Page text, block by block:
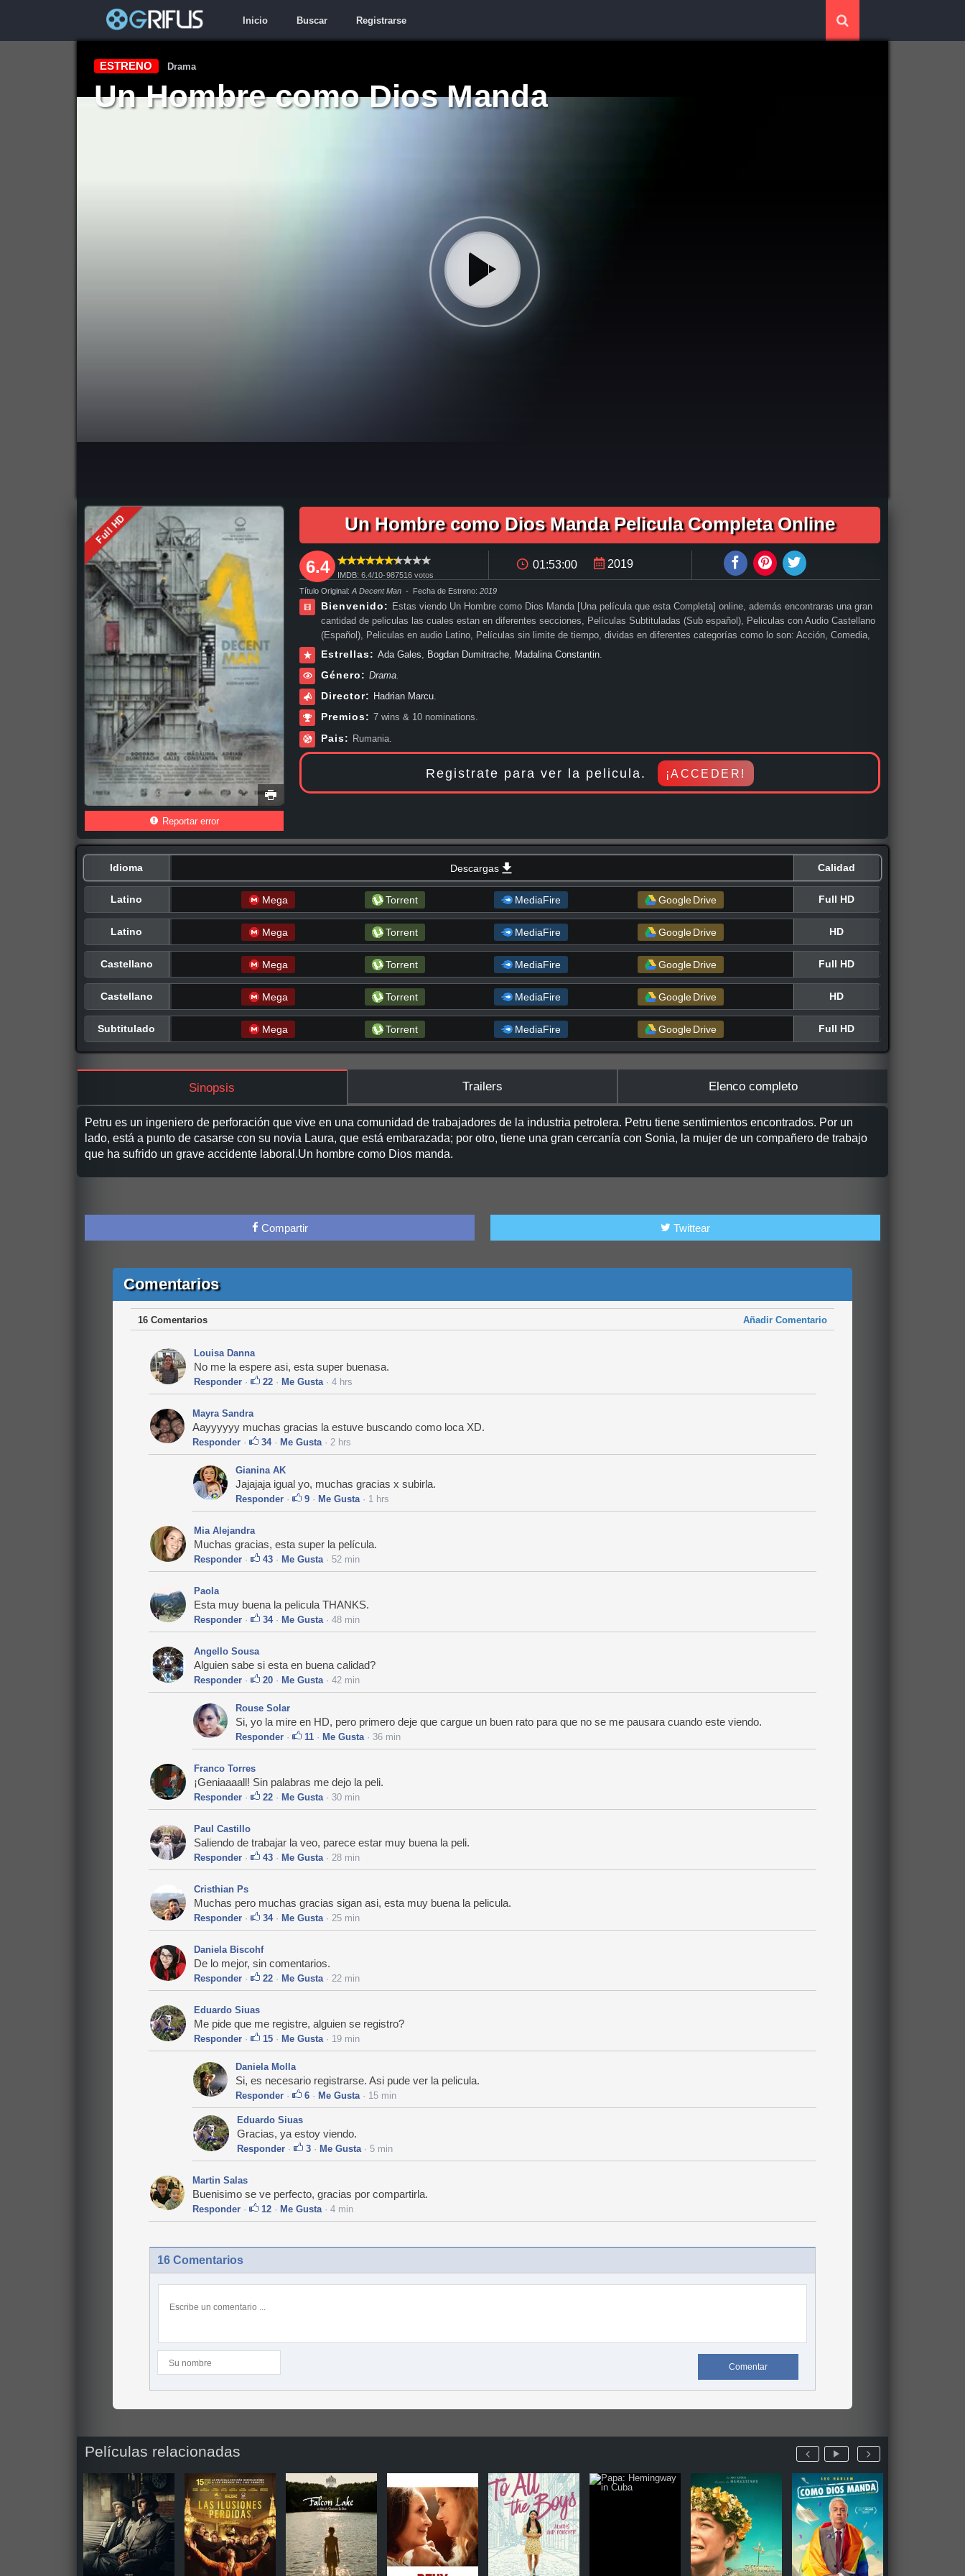
Inicio Buscar Registrarse
ESTRENO Drama
Un Hombre como Dios Manda
como Dios Manda pelicula completa en español, Un Hombre como Dios Manda pelicula completa en español latino, trailer Un Hombre como Dios Manda, Un Hombre como Dios Manda trailer, ver trailer Un Hombre como Dios Manda español, trailer en español Un Hombre como Dios Manda, Un Hombre como Dios Manda trailer español latino, Un Hombre como Dios Manda descargar torrent gratis, descargar pelicula completa Un Hombre como Dios Manda hd, descargar Un Hombre como
Dios Manda pelicula completa, descargar Un Hombre como Dios Manda pelicula completa torrent, descargar Un Hombre como Dios Manda pelicula completa utorrent, descargar Un Hombre como Dios Manda pelicula completa mega, descargar Un Hombre como Dios Manda pelicula completa gratis, Un Hombre como Dios Manda descargar pelicula completa gratis, Un Hombre como Dios Manda descargar pelicula completa hd, descargar pelicula Un Hombre como Dios Manda gratis,
descargar pelicula Un Hombre como Dios Manda completa, en Español, en Español Latino, en Latino, ver Un Hombre como Dios Manda Online, ver gratis Un Hombre como Dios Manda online, ver pelicula Un Hombre como Dios Manda online, ver Un Hombre como Dios Manda online megavideo, ver pelicula Un Hombre como Dios Manda online gratis, ver online Un Hombre como Dios Manda, Un Hombre como Dios Manda online ver pelicula, ver estreno Un Hombre como Dios Manda
online, Un Hombre como Dios Manda online ver, Un Hombre como Dios Manda ver online, Ver Pelicula Un Hombre como Dios Manda Español Latino, Pelicula Un Hombre como Dios Manda Latino Online, Pelicula Un Hombre como Dios Manda Español Online, Pelicula Un Hombre como Dios Manda Subtitulado,
Full HD
Reportar error
Un Hombre como Dios Manda Pelicula Completa Online
6.4 IMDB: 6.4/10-987516 votos
01:53:00 2019
Título Original:A Decent Man - Fecha de Estreno:2019
Bienvenido: Estas viendo Un Hombre como Dios Manda [Una película que esta Completa] online, además encontraras una gran
cantidad de peliculas las cuales estan en diferentes secciones, Películas Subtituladas (Sub español), Peliculas con Audio Castellano
(Español), Peliculas en audio Latino, Películas sin limite de tiempo, dividas en diferentes categorías como lo son: Acción, Comedia,
Aventura, Guerra (Bélico), Documentales, Ciencia Ficción, Drama, Fantástico, Infantil, Intriga, Terror / Miedo, Romance, Suspenso,
bien viendo Un Hombre como Dios Manda completa online.
Estrellas:Ada Gales Bogdan Dumitrache Madalina Constantin
Género:Drama
Director: Hadrian Marcu.
Premios:7 wins & 10 nominations.
Pais: Rumania.
Registrate para ver la pelicula. ¡ACCEDER!
Idioma Descargas Calidad
Latino Mega Torrent MediaFire GoogleDrive Full HD
Latino Mega Torrent MediaFire GoogleDrive HD
Castellano Mega Torrent MediaFire GoogleDrive Full HD
Castellano Mega Torrent MediaFire GoogleDrive HD
Subtitulado Mega Torrent MediaFire GoogleDrive Full HD
Sinopsis Trailers Elenco completo
Petru es un ingeniero de perforación que vive en una comunidad de trabajadores de la industria petrolera. Petru tiene sentimientos encontrados. Por un
lado, está a punto de casarse con su novia Laura, que está embarazada; por otro, tiene una gran cercanía con Sonia, la mujer de un compañero de trabajo
que ha sufrido un grave accidente laboral.Un hombre como Dios manda.
Compartir Twittear
Comentarios
16 Comentarios Añadir Comentario
Louisa Danna
No me la espere asi, esta super buenasa.
Responder· 22· Me Gusta· 4 hrs
Mayra Sandra
Aayyyyyy muchas gracias la estuve buscando como loca XD.
Responder· 34· Me Gusta· 2 hrs
Gianina AK
Jajajaja igual yo, muchas gracias x subirla.
Responder· 9· Me Gusta· 1 hrs
Mia Alejandra
Muchas gracias, esta super la película.
Responder· 43· Me Gusta· 52 min
Paola
Esta muy buena la pelicula THANKS.
Responder· 34· Me Gusta· 48 min
Angello Sousa
Alguien sabe si esta en buena calidad?
Responder· 20· Me Gusta· 42 min
Rouse Solar
Si, yo la mire en HD, pero primero deje que cargue un buen rato para que no se me pausara cuando este viendo.
Responder· 11· Me Gusta· 36 min
Franco Torres
¡Geniaaaall! Sin palabras me dejo la peli.
Responder· 22· Me Gusta· 30 min
Paul Castillo
Saliendo de trabajar la veo, parece estar muy buena la peli.
Responder· 43· Me Gusta· 28 min
Cristhian Ps
Muchas pero muchas gracias sigan asi, esta muy buena la pelicula.
Responder· 34· Me Gusta· 25 min
Daniela Biscohf
De lo mejor, sin comentarios.
Responder· 22· Me Gusta· 22 min
Eduardo Siuas
Me pide que me registre, alguien se registro?
Responder· 15· Me Gusta· 19 min
Daniela Molla
Si, es necesario registrarse. Asi pude ver la pelicula.
Responder· 6· Me Gusta· 15 min
Eduardo Siuas
Gracias, ya estoy viendo.
Responder· 3· Me Gusta· 5 min
Martin Salas
Buenisimo se ve perfecto, gracias por compartirla.
Responder· 12· Me Gusta· 4 min
16 Comentarios
Comentar
Películas relacionadas